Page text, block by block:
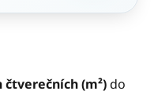
(m²)do